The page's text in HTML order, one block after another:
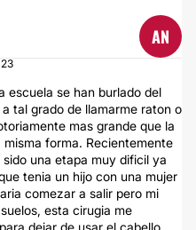
AN
escuela se han burlado del
tal grado de llamarme raton o
mas grande que la
forma. Recientemente
una etapa muy dificil ya
tenia un hijo con una mujer
comezar a salir pero mi
esta cirugia me
dejar de usar el cabello